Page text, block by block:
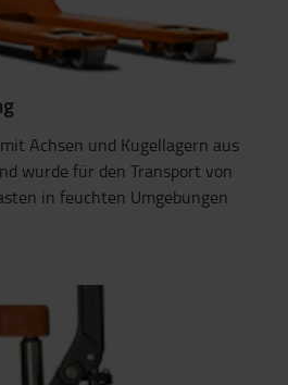
Achsen und Kugellagern aus
wurde für den Transport von
in feuchten Umgebungen